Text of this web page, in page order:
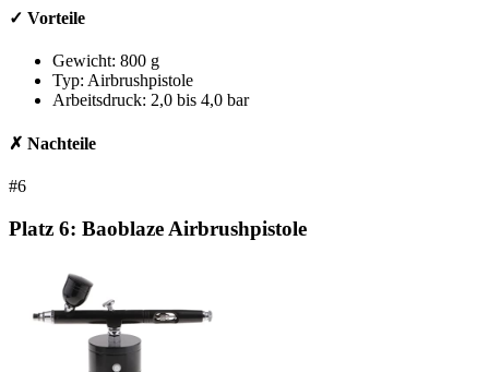
✓ Vorteile
Gewicht: 800 g
Typ: Airbrushpistole
Arbeitsdruck: 2,0 bis 4,0 bar
✗ Nachteile
#6
Platz 6: Baoblaze Airbrushpistole